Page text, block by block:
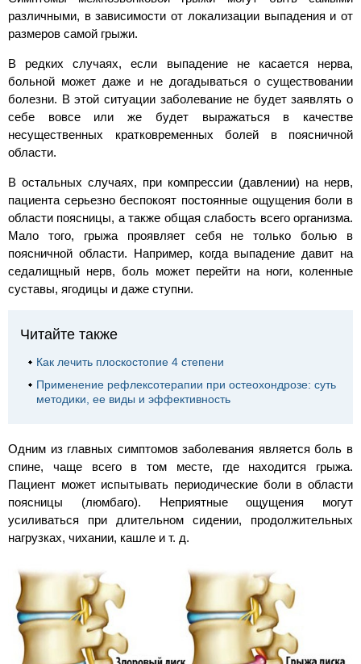
различными, в зависимости от локализации выпадения и от
размеров самой грыжи.
В редких случаях, если выпадение не касается нерва,
больной может даже и не догадываться о существовании
болезни. В этой ситуации заболевание не будет заявлять о
себе вовсе или же будет выражаться в качестве
несущественных кратковременных болей в поясничной
области.
В остальных случаях, при компрессии (давлении) на нерв,
пациента серьезно беспокоят постоянные ощущения боли в
области поясницы, а также общая слабость всего организма.
Мало того, грыжа проявляет себя не только болью в
поясничной области. Например, когда выпадение давит на
седалищный нерв, боль может перейти на ноги, коленные
суставы, ягодицы и даже ступни.
Читайте также
Как лечить плоскостопие 4 степени
Применение рефлексотерапии при остеохондрозе: суть
методики, ее виды и эффективность
Одним из главных симптомов заболевания является боль в
спине, чаще всего в том месте, где находится грыжа.
Пациент может испытывать периодические боли в области
поясницы (люмбаго). Неприятные ощущения могут
усиливаться при длительном сидении, продолжительных
нагрузках, чихании, кашле и т. д.